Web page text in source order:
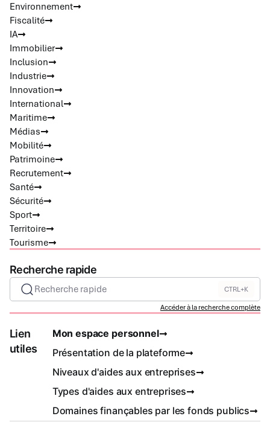
Environnement
Fiscalité
IA
Immobilier
Inclusion
Industrie
Innovation
International
Maritime
Médias
Mobilité
Patrimoine
Recrutement
Santé
Sécurité
Sport
Territoire
Tourisme
Recherche rapide
Recherche rapide CTRL+K
Accéder à la recherche complète
Lien
utiles
Mon espace personnel
Présentation de la plateforme
Niveaux d'aides aux entreprises
Types d'aides aux entreprises
Domaines finançables par les fonds publics